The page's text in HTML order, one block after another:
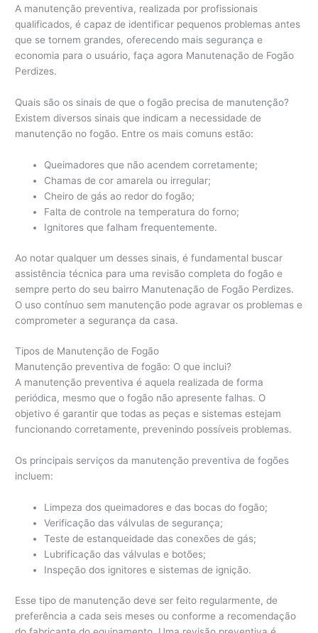
A manutenção preventiva, realizada por profissionais
qualificados, é capaz de identificar pequenos problemas antes
que se tornem grandes, oferecendo mais segurança e
economia para o usuário, faça agora Manutenação de Fogão
Perdizes.
Quais são os sinais de que o fogão precisa de manutenção?
Existem diversos sinais que indicam a necessidade de
manutenção no fogão. Entre os mais comuns estão:
Queimadores que não acendem corretamente;
Chamas de cor amarela ou irregular;
Cheiro de gás ao redor do fogão;
Falta de controle na temperatura do forno;
Ignitores que falham frequentemente.
Ao notar qualquer um desses sinais, é fundamental buscar
assistência técnica para uma revisão completa do fogão e
sempre perto do seu bairro Manutenação de Fogão Perdizes.
O uso contínuo sem manutenção pode agravar os problemas e
comprometer a segurança da casa.
Tipos de Manutenção de Fogão
Manutenção preventiva de fogão: O que inclui?
A manutenção preventiva é aquela realizada de forma
periódica, mesmo que o fogão não apresente falhas. O
objetivo é garantir que todas as peças e sistemas estejam
funcionando corretamente, prevenindo possíveis problemas.
Os principais serviços da manutenção preventiva de fogões
incluem:
Limpeza dos queimadores e das bocas do fogão;
Verificação das válvulas de segurança;
Teste de estanqueidade das conexões de gás;
Lubrificação das válvulas e botões;
Inspeção dos ignitores e sistemas de ignição.
Esse tipo de manutenção deve ser feito regularmente, de
preferência a cada seis meses ou conforme a recomendação